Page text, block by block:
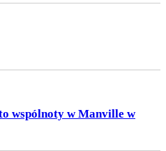
wspólnoty w Manville w